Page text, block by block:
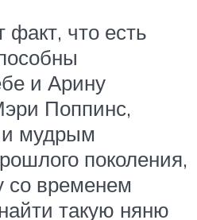
факт, что есть
и Арину
Поппинс,
и мудрым
поколения,
со временем
такую няню